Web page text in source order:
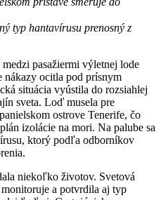
typ hantavírusu prenosný z
pasažiermi výletnej lode
ocitla pod prísnym
situácia vyústila do rozsiahlej
sveta. Loď musela pre
ostrove Tenerife, čo
izolácie na mori. Na palube sa
ktorý podľa odborníkov
niekoľko životov. Svetová
a potvrdila aj typ